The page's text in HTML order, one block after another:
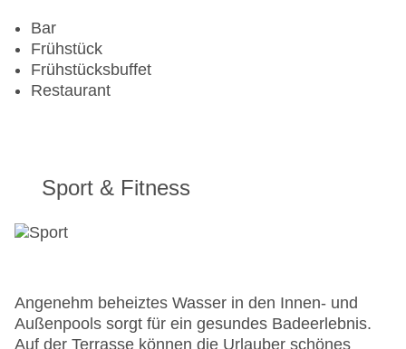
Zahlungsarten: American Express, Diners Club,
EC Maestro, Mastercard, Visa
Landeskategorie: 4 Sterne
Bar
Frühstück
Frühstücksbuffet
Restaurant
Sport & Fitness
Angenehm beheiztes Wasser in den Innen- und
Außenpools sorgt für ein gesundes Badeerlebnis.
Auf der Terrasse können die Urlauber schönes